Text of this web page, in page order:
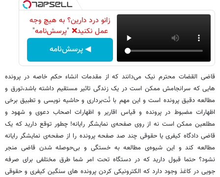
زانو درد دارین؟ به هیچ وجه
عمل نکنید❌ "پرسش‌نامه"
◀ پرسش‌نامه
قاضی القضات محترم نیک می‌دانند که از مقدمات انشاء حکم خاصه در پرونده
هایی که سرانجامش ممکن است در یک زندگی تاثیر مستقیم داشته باشد،تورق و
مطالعه دقیق پرونده است و این مهم با نُت‌برداری و حاشیه نویسی و تطبیق برخی
اظهارات مضبوط در پرونده و قیاس اقاریر و اظهارات اصحاب دعوی و شهود و
مطلعین ممکن است نه از روی صفحه‌ی نمایشگر رایانه! چطور توقع دارید که یک
قاضی دادگاه کیفری یا حقوقی چند صد صفحه پرونده را از صفحه‌ی نمایشگر رایانه
مطالعه کند و این شیوه‌ی مطالعه به خستگی و بی‌حوصله شدن قاضی منجر
نشود؟ حتما قبول دارید که در دستگاه تحت امر شما طرق مختلفی برای صرفه
جویی در کاغذ وجود دارد که الکترونیکی کردن پرونده های سنگین کیفری و حقوقی